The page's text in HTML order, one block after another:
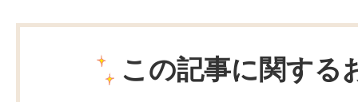
この記事に関する